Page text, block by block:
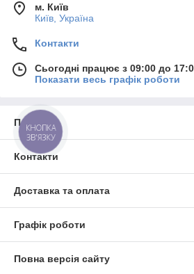
м. Київ
Київ, Україна
Контакти
Сьогодні працює з 09:00 до
Показати весь графік роботи
Про нас
Контакти
Доставка та оплата
Графік роботи
Повна версія сайту
КНОПКА
ЗВ'ЯЗКУ